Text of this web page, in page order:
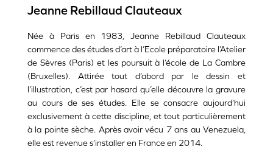
Jeanne Rebillaud Clauteaux
Née à Paris en 1983, Jeanne Rebillaud Clauteaux
commence des études d’art à l’Ecole préparatoire l’Atelier
de Sèvres (Paris) et les poursuit à l’école de La Cambre
(Bruxelles). Attirée tout d’abord par le dessin et
l’illustration, c’est par hasard qu’elle découvre la gravure
au cours de ses études. Elle se consacre aujourd’hui
exclusivement à cette discipline, et tout particulièrement
à la pointe sèche. Après avoir vécu 7 ans au Venezuela,
elle est revenue s’installer en France en 2014.